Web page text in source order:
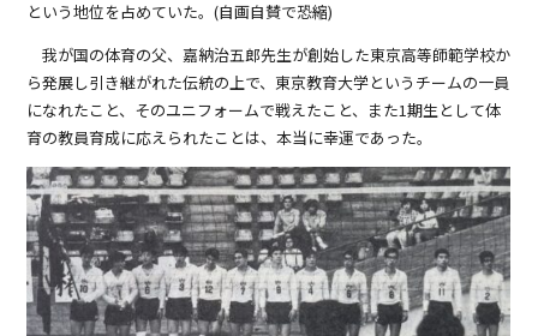
という地位を占めていた。(自画自賛で恐縮)
我が国の体育の父、嘉納治五郎先生が創始した東京高等師範学校か
ら発展し引き継がれた伝統の上で、東京教育大学というチームの一員
になれたこと、そのユニフォームで戦えたこと、また1期生として体
育の教員育成に応えられたことは、本当に幸運であった。